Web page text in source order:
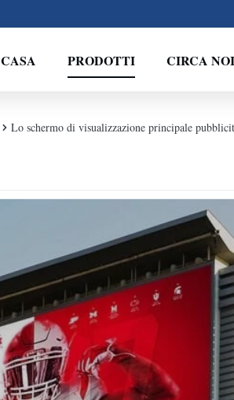
CASA PRODOTTI CIRCA NOI
Lo schermo di visualizzazione principale